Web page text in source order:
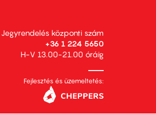
Jegyrendelés központi szám
+36 1 224 5650
H-V 13.00-21.00 óráig
Fejlesztés és üzemeltetés: